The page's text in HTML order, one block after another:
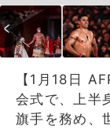
【1月18日
会式で、上半
旗手を務め、